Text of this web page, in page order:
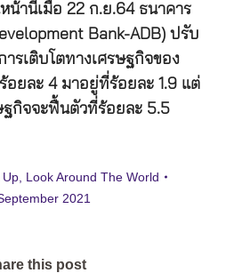
น้านี้เมื่อ 22 ก.ย.64 ธนาคาร
Bank-ADB) ปรับ
รเติบโตทางเศรษฐกิจของ
อยละ 4 มาอยู่ที่ร้อยละ 1.9 แต่
ฐกิจจะฟื้นตัวที่ร้อยละ 5.5
, Look Around The World
2021
this post